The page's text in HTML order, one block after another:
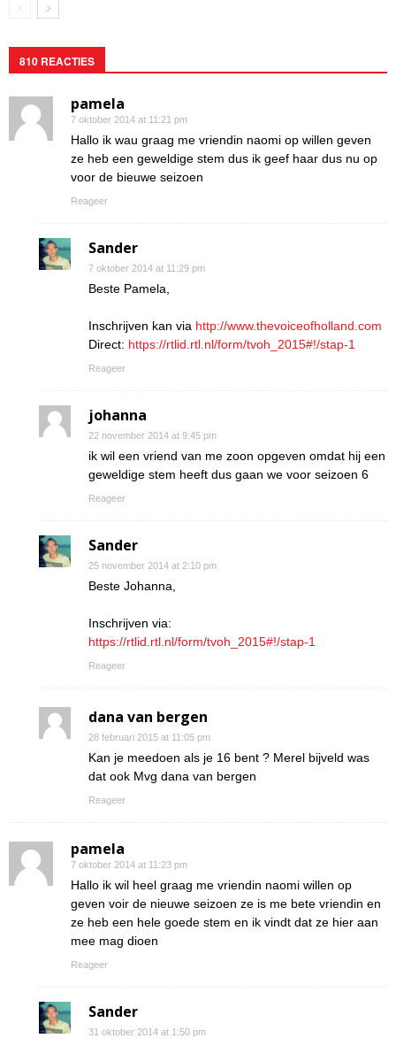
810 REACTIES
pamela
7 oktober 2014 at 11:21 pm
Hallo ik wau graag me vriendin naomi op willen geven
ze heb een geweldige stem dus ik geef haar dus nu op
voor de bieuwe seizoen
Reageer
Sander
7 oktober 2014 at 11:29 pm
Beste Pamela,
Inschrijven kan via http://www.thevoiceofholland.com
Direct: https://rtlid.rtl.nl/form/tvoh_2015#!/stap-1
Reageer
johanna
22 november 2014 at 9:45 pm
ik wil een vriend van me zoon opgeven omdat hij een
geweldige stem heeft dus gaan we voor seizoen 6
Reageer
Sander
25 november 2014 at 2:10 pm
Beste Johanna,
Inschrijven via:
https://rtlid.rtl.nl/form/tvoh_2015#!/stap-1
Reageer
dana van bergen
28 februari 2015 at 11:05 pm
Kan je meedoen als je 16 bent ? Merel bijveld was
dat ook Mvg dana van bergen
Reageer
pamela
7 oktober 2014 at 11:23 pm
Hallo ik wil heel graag me vriendin naomi willen op
geven voir de nieuwe seizoen ze is me bete vriendin en
ze heb een hele goede stem en ik vindt dat ze hier aan
mee mag dioen
Reageer
Sander
31 oktober 2014 at 1:50 pm